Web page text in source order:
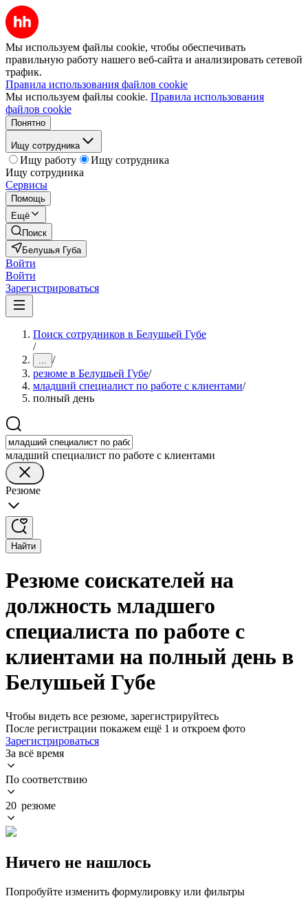
Мы используем файлы cookie, чтобы обеспечивать
правильную работу нашего веб-сайта и анализировать сетевой
трафик.
Правила использования файлов cookie
Мы используем файлы cookie. Правила использования
файлов cookie
Понятно
Ищу сотрудника
Ищу работу
Ищу сотрудника
Ищу сотрудника
Сервисы
Помощь
Ещё
Поиск
Белушья Губа
Войти
Войти
Зарегистрироваться
Поиск сотрудников в Белушьей Губе
/
... /
резюме в Белушьей Губе/
младший специалист по работе с клиентами/
полный день
младший специалист по работе с клиентами
Резюме
Найти
Резюме соискателей на
должность младшего
специалиста по работе с
клиентами на полный день в
Белушьей Губе
Чтобы видеть все резюме, зарегистрируйтесь
После регистрации покажем ещё 1 и откроем фото
Зарегистрироваться
За всё время
По соответствию
20 резюме
Ничего не нашлось
Попробуйте изменить формулировку или фильтры